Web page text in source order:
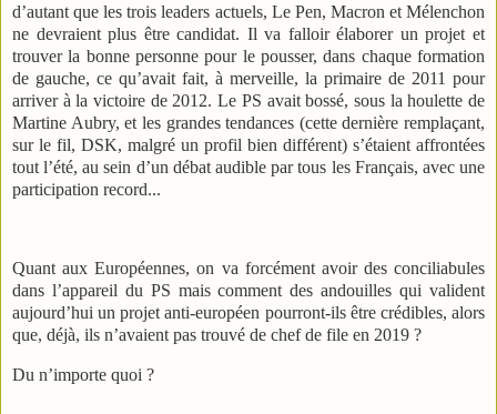
d’autant que les trois leaders actuels, Le Pen, Macron et Mélenchon
ne devraient plus être candidat. Il va falloir élaborer un projet et
trouver la bonne personne pour le pousser, dans chaque formation
de gauche, ce qu’avait fait, à merveille, la primaire de 2011 pour
arriver à la victoire de 2012. Le PS avait bossé, sous la houlette de
Martine Aubry, et les grandes tendances (cette dernière remplaçant,
sur le fil, DSK, malgré un profil bien différent) s’étaient affrontées
tout l’été, au sein d’un débat audible par tous les Français, avec une
participation record...
Quant aux Européennes, on va forcément avoir des conciliabules
dans l’appareil du PS mais comment des andouilles qui valident
aujourd’hui un projet anti-européen pourront-ils être crédibles, alors
que, déjà, ils n’avaient pas trouvé de chef de file en 2019 ?
Du n’importe quoi ?